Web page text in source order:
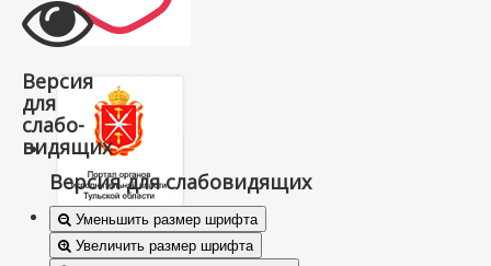
Версия
для
слабо-
видящих
Версия для слабовидящих
Уменьшить размер шрифта
Увеличить размер шрифта